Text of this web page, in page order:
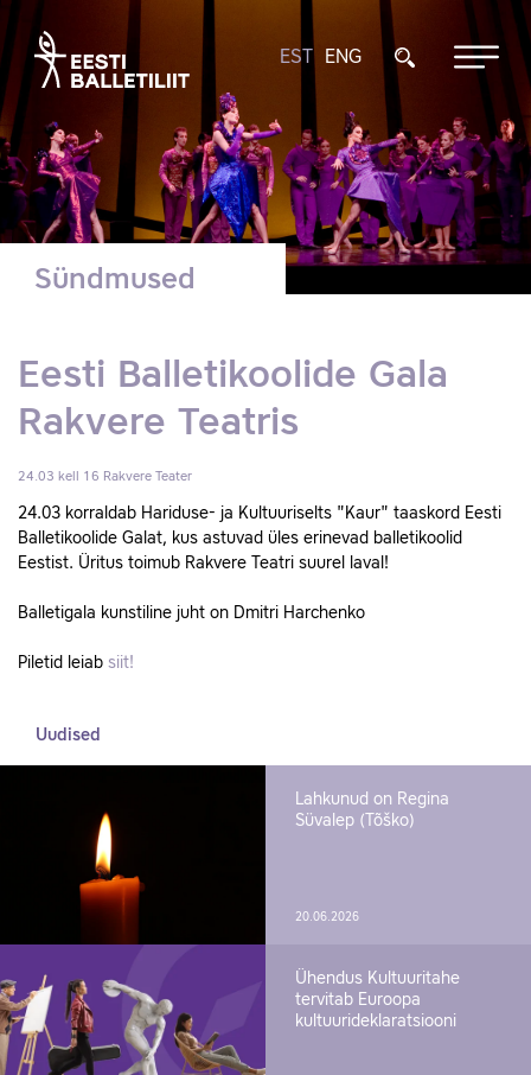
EST ENG
Sündmused
Eesti Balletikoolide Gala
Rakvere Teatris
24.03 kell 16 Rakvere Teater
24.03 korraldab Hariduse- ja Kultuuriselts "Kaur" taaskord Eesti
Balletikoolide Galat, kus astuvad üles erinevad balletikoolid
Eestist. Üritus toimub Rakvere Teatri suurel laval!
Balletigala kunstiline juht on Dmitri Harchenko
Piletid leiab siit!
Uudised
Lahkunud on Regina
Süvalep (Tõško)
20.06.2026
Ühendus Kultuuritahe
tervitab Euroopa
kultuurideklaratsiooni